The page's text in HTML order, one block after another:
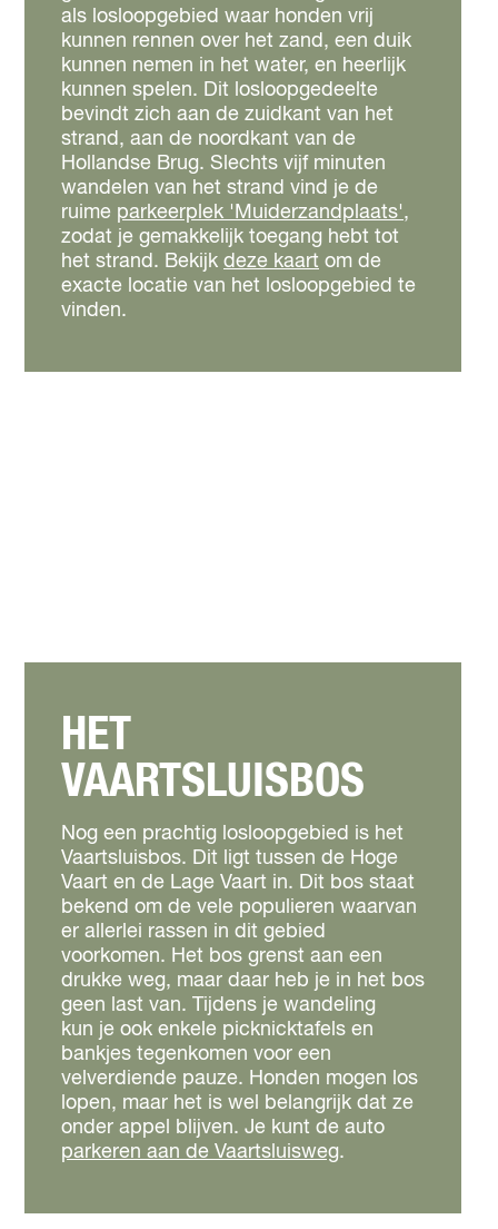
als losloopgebied waar honden vrij
kunnen rennen over het zand, een duik
kunnen nemen in het water, en heerlijk
kunnen spelen. Dit losloopgedeelte
bevindt zich aan de zuidkant van het
strand, aan de noordkant van de
Hollandse Brug. Slechts vijf minuten
wandelen van het strand vind je de
ruime parkeerplek 'Muiderzandplaats',
zodat je gemakkelijk toegang hebt tot
het strand. Bekijk deze kaart om de
exacte locatie van het losloopgebied te
vinden.
HET
VAARTSLUISBOS
Nog een prachtig losloopgebied is het
Vaartsluisbos. Dit ligt tussen de Hoge
Vaart en de Lage Vaart in. Dit bos staat
bekend om de vele populieren waarvan
er allerlei rassen in dit gebied
voorkomen. Het bos grenst aan een
drukke weg, maar daar heb je in het bos
geen last van. Tijdens je wandeling
kun je ook enkele picknicktafels en
bankjes tegenkomen voor een
velverdiende pauze. Honden mogen los
lopen, maar het is wel belangrijk dat ze
onder appel blijven. Je kunt de auto
parkeren aan de Vaartsluisweg.